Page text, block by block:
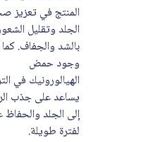
المنتج في تعزيز صحة
الجلد وتقليل الشعور
بالشد والجفاف. كما أن
وجود حمض
الهيالورونيك في التركيبة
يساعد على جذب الرطوبة
إلى الجلد والحفاظ عليها
لفترة طويلة.